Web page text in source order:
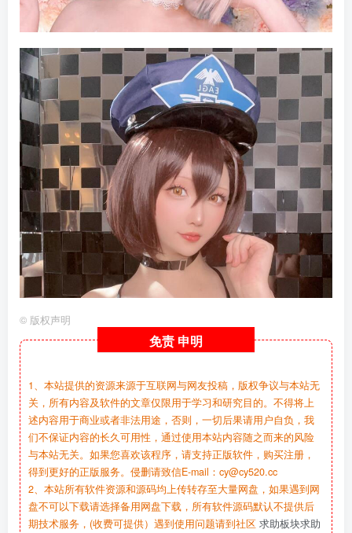
© 版权声明
免责 申明
1、本站提供的资源来源于互联网与网友投稿，版权争议与本站无
关，所有内容及软件的文章仅限用于学习和研究目的。不得将上
述内容用于商业或者非法用途，否则，一切后果请用户自负，我
们不保证内容的长久可用性，通过使用本站内容随之而来的风险
与本站无关。如果您喜欢该程序，请支持正版软件，购买注册，
得到更好的正版服务。侵删请致信E-mail：cy@cy520.cc
2、本站所有软件资源和源码均上传转存至大量网盘，如果遇到网
盘不可以下载请选择备用网盘下载，所有软件源码默认不提供后
期技术服务，(收费可提供）遇到使用问题请到社区 求助板块求助